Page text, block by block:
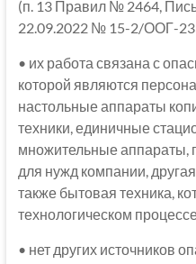
(п. 13 Правил № 2464,
22.09.2022 № 15-2/ООГ-
• их работа связана с
которой являются
настольные аппараты
техники, единичные
множительные аппараты,
для нужд компании,
также бытовая техника,
технологическом
• нет других источников